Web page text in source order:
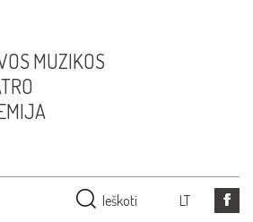
MUZIKOS
Ieškoti LT